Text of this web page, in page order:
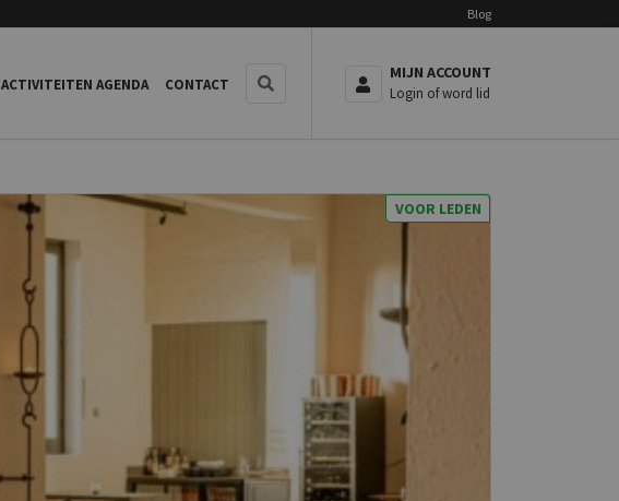
Blog
ACTIVITEITEN AGENDA CONTACT
MIJN ACCOUNT
Login of word lid
VOOR LEDEN